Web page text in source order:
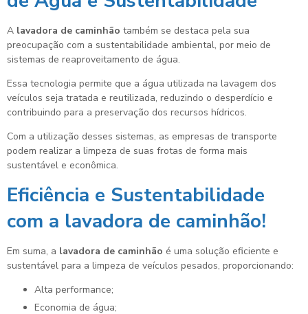
A lavadora de caminhão também se destaca pela sua
preocupação com a sustentabilidade ambiental, por meio de
sistemas de reaproveitamento de água.
Essa tecnologia permite que a água utilizada na lavagem dos
veículos seja tratada e reutilizada, reduzindo o desperdício e
contribuindo para a preservação dos recursos hídricos.
Com a utilização desses sistemas, as empresas de transporte
podem realizar a limpeza de suas frotas de forma mais
sustentável e econômica.
Eficiência e Sustentabilidade
com a lavadora de caminhão!
Em suma, a lavadora de caminhão é uma solução eficiente e
sustentável para a limpeza de veículos pesados, proporcionando:
Alta performance;
Economia de água;